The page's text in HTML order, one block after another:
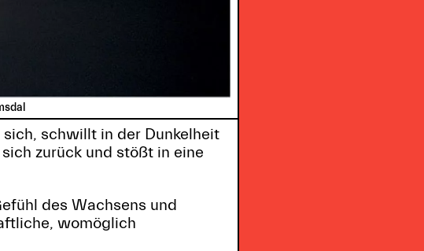
schwillt in der Dunkelheit
zurück und stößt in eine
des Wachsens und
womöglich